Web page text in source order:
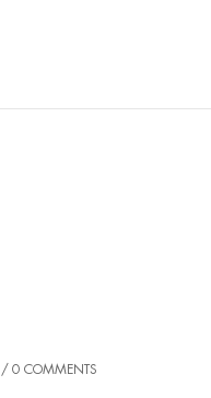
0 COMMENTS